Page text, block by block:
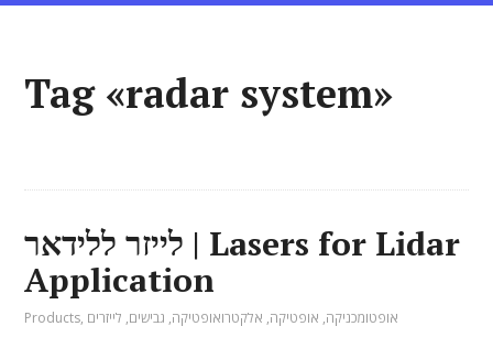
Tag «radar system»
לייזר ללידאר | Lasers for Lidar
Application
Products, אופטומכניקה, אופטיקה, אלקטרואופטיקה, גבישים, לייזרים